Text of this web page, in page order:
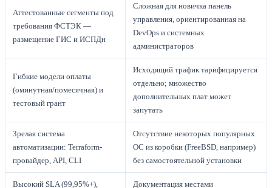
Аттестованные сегменты под
требования ФСТЭК —
размещение ГИС и ИСПДн
Сложная для новичка панель
управления, ориентированная на
DevOps и системных
администраторов
Гибкие модели оплаты
(оминутная/помесячная) и
тестовый грант
Исходящий трафик тарифицируется
отдельно; множество
дополнительных плат может
запутать
Зрелая система
автоматизации: Terraform-
провайдер, API, CLI
Отсутствие некоторых популярных
ОС из коробки (FreeBSD, например)
без самостоятельной установки
Высокий SLA (99,95%+),
Документация местами